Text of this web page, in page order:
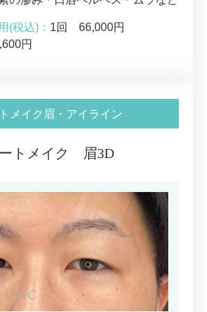
(税込)： 1回 66,000円
円
メイク眉・アイライン
トメイク 眉3D